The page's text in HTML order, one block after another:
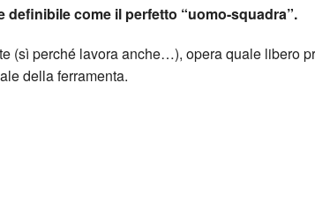
definibile come il perfetto “uomo-squadra”.
(sì perché lavora anche…), opera quale libero
della ferramenta.